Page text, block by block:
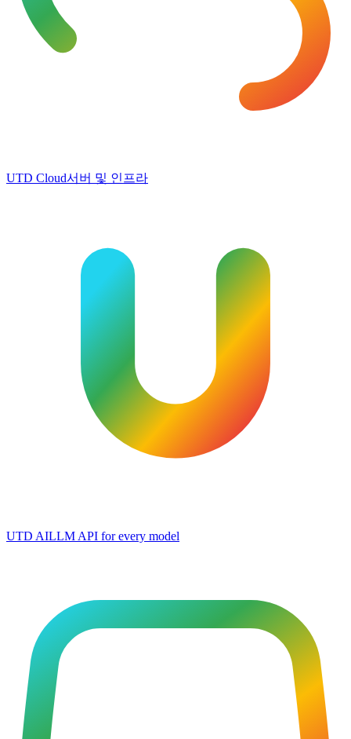
UTD Cloud서버 및 인프라
UTD AILLM API for every model